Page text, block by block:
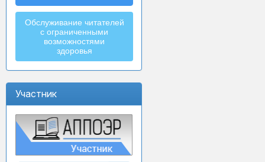
Обслуживание читателей
с ограниченными
возможностями
здоровья
Участник